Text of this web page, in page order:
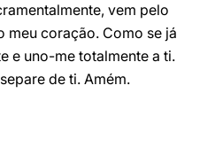
vem pelo
meu coração. Como se já
e uno-me totalmente a ti.
de ti. Amém.